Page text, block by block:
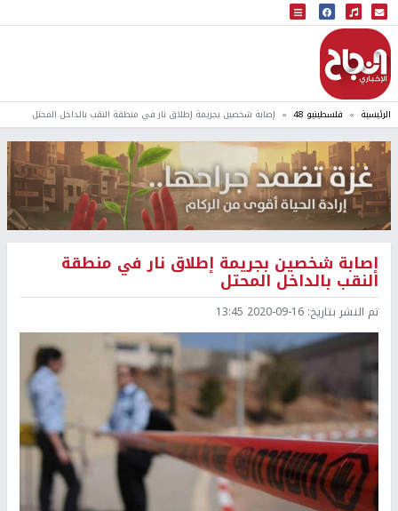
البث المباشر
إذاعة النجاح
الرئيسية فلسطينيو 48 إصابة شخصين بجريمة إطلاق نار في منطقة النقب بالداخل المحتل
إصابة شخصين بجريمة إطلاق نار في منطقة
النقب بالداخل المحتل
تم النشر بتاريخ: 2020-09-16 13:45